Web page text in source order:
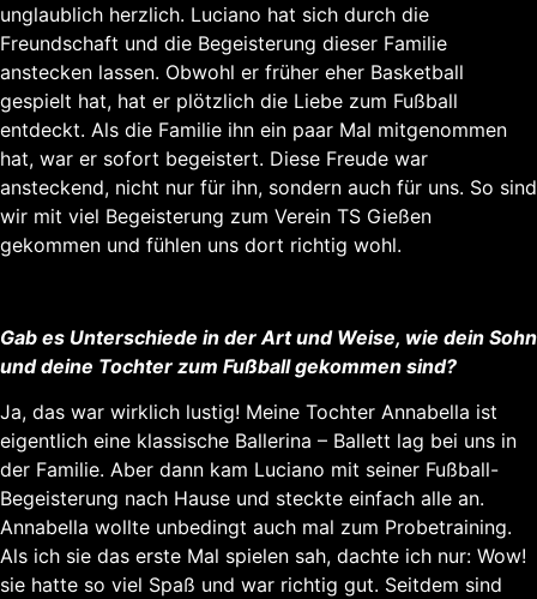
unglaublich herzlich. Luciano hat sich durch die
Freundschaft und die Begeisterung dieser Familie
anstecken lassen. Obwohl er früher eher Basketball
gespielt hat, hat er plötzlich die Liebe zum Fußball
entdeckt. Als die Familie ihn ein paar Mal mitgenommen
hat, war er sofort begeistert. Diese Freude war
ansteckend, nicht nur für ihn, sondern auch für uns. So sind
wir mit viel Begeisterung zum Verein TS Gießen
gekommen und fühlen uns dort richtig wohl.
Gab es Unterschiede in der Art und Weise, wie dein Sohn
und deine Tochter zum Fußball gekommen sind?
Ja, das war wirklich lustig! Meine Tochter Annabella ist
eigentlich eine klassische Ballerina – Ballett lag bei uns in
der Familie. Aber dann kam Luciano mit seiner Fußball-
Begeisterung nach Hause und steckte einfach alle an.
Annabella wollte unbedingt auch mal zum Probetraining.
Als ich sie das erste Mal spielen sah, dachte ich nur: Wow!
sie hatte so viel Spaß und war richtig gut. Seitdem sind